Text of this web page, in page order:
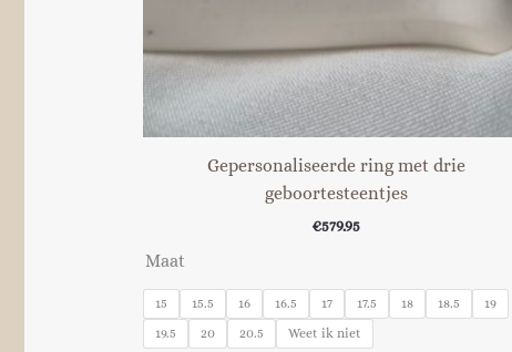
Gepersonaliseerde ring met drie
geboortesteentjes
€579.95
Maat
15 15.5 16 16.5 17 17.5 18 18.5
19
19.5
20 20.5 Weet ik niet